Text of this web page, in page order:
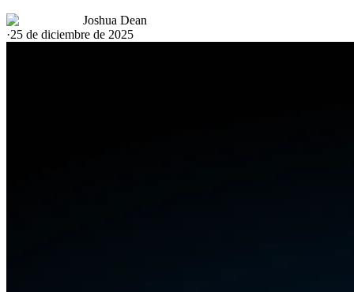
Joshua Dean
·25 de diciembre de 2025